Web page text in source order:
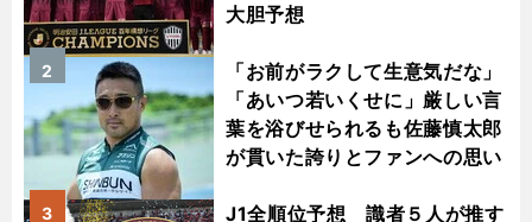
大胆予想
「お前がラクして生意気だな」
「あいつ若いくせに」厳しい言
葉を浴びせられるも佐藤慎太郎
が貫いた誇りとファンへの思い
2
J1全順位予想 識者５人が推す
3